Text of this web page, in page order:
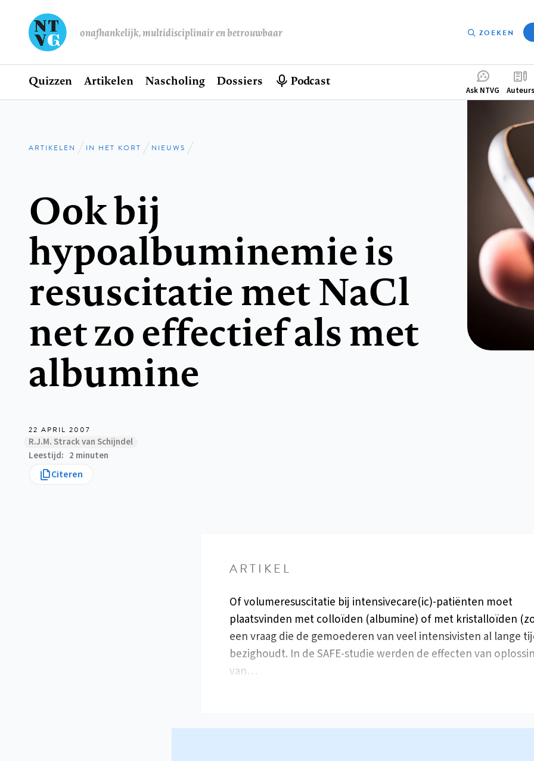
onafhankelijk, multidisciplinair en betrouwbaar ZOEKEN
Hoofdnavigatie
Home
Quizzen Artikelen Nascholing Dossiers Podcast
Ask NTVG Auteurs
Kruimelpad
ARTIKELEN IN HET KORT NIEUWS
Ook bij
hypoalbuminemie is
resuscitatie met NaCl
net zo effectief als met
albumine
22 APRIL 2007
R.J.M. Strack van Schijndel
Leestijd
2 minuten
Citeren
ARTIKEL
Of volumeresuscitatie bij intensivecare(ic)-patiënten moet
plaatsvinden met colloïden (albumine) of met kristalloïden
een vraag die de gemoederen van veel intensivisten al lange
bezighoudt. In de SAFE-studie werden de effecten van
van…